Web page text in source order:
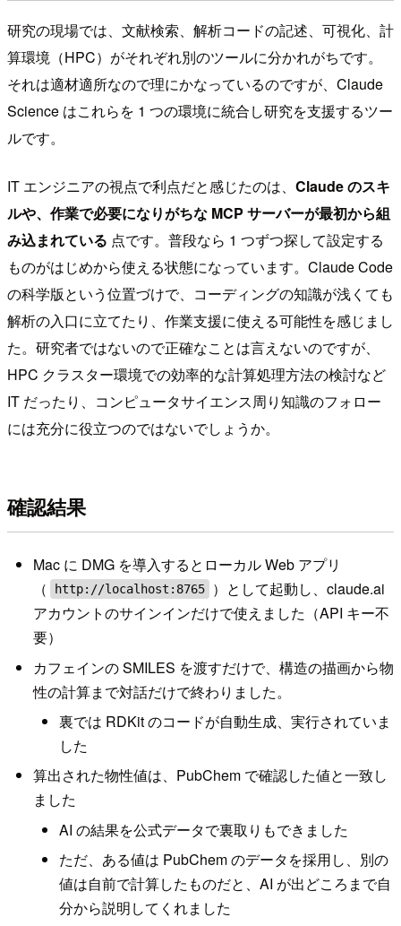
研究の現場では、文献検索、解析コードの記述、可視化、計
算環境（HPC）がそれぞれ別のツールに分かれがちです。
それは適材適所なので理にかなっているのですが、Claude
Science はこれらを 1 つの環境に統合し研究を支援するツー
ルです。
IT エンジニアの視点で利点だと感じたのは、 Claude のスキ
ルや、作業で必要になりがちな MCP サーバーが最初から組
み込まれている 点です。普段なら 1 つずつ探して設定する
ものがはじめから使える状態になっています。Claude Code
の科学版という位置づけで、コーディングの知識が浅くても
解析の入口に立てたり、作業支援に使える可能性を感じまし
た。研究者ではないので正確なことは言えないのですが、
HPC クラスター環境での効率的な計算処理方法の検討など
IT だったり、コンピュータサイエンス周り知識のフォロー
には充分に役立つのではないでしょうか。
確認結果
Mac に DMG を導入するとローカル Web アプリ
（
http://localhost:8765
）として起動し、claude.ai
アカウントのサインインだけで使えました（API キー不
要）
カフェインの SMILES を渡すだけで、構造の描画から物
性の計算まで対話だけで終わりました。
裏では RDKit のコードが自動生成、実行されていま
した
算出された物性値は、PubChem で確認した値と一致し
ました
AI の結果を公式データで裏取りもできました
ただ、ある値は PubChem のデータを採用し、別の
値は自前で計算したものだと、AI が出どころまで自
分から説明してくれました